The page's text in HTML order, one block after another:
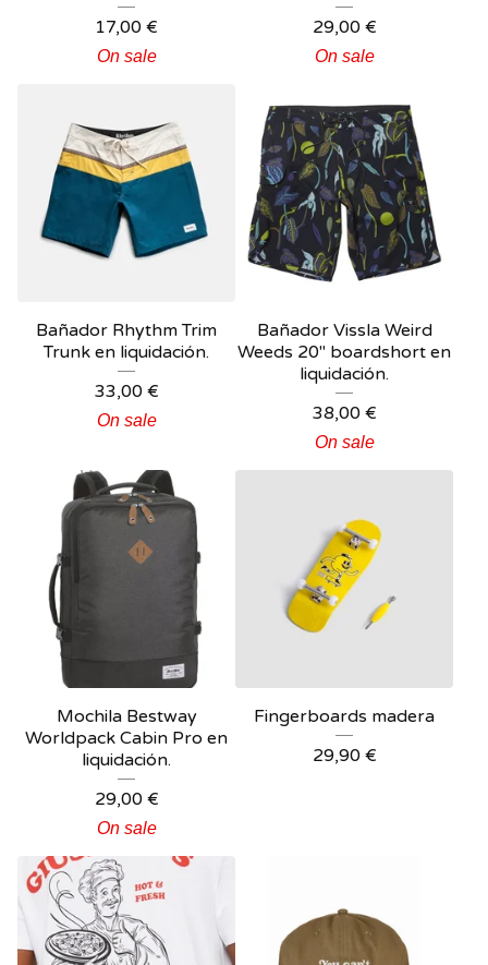
17,00 €
On sale
29,00 €
On sale
Bañador Rhythm Trim
Trunk en liquidación.
33,00 €
On sale
Bañador Vissla Weird
Weeds 20" boardshort en
liquidación.
38,00 €
On sale
Mochila Bestway
Worldpack Cabin Pro en
liquidación.
29,00 €
On sale
Fingerboards madera
29,90 €